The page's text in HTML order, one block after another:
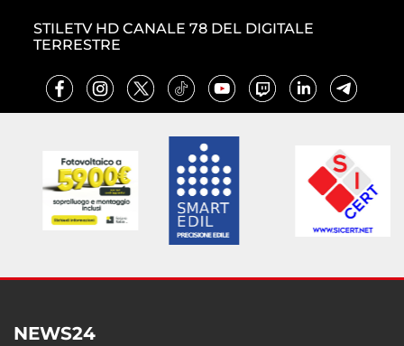
STILETV HD CANALE 78 DEL DIGITALE
TERRESTRE
NEWS24